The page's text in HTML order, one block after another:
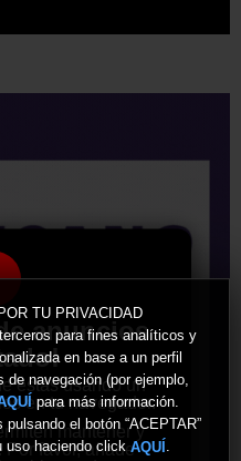
anuncios
estás usando un
en tu navegador.
mantener y
Por favor, añade
TU PRIVACIDAD
para fines analíticos y
en base a un perfil
navegación (por ejemplo,
para más información.
el botón “ACEPTAR”
uso haciendo click AQUÍ